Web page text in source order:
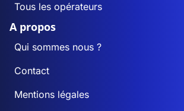
Tous les opérateurs
A propos
Qui sommes nous ?
Contact
Mentions légales